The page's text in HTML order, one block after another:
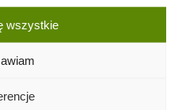
wszystkie
użytkowe w